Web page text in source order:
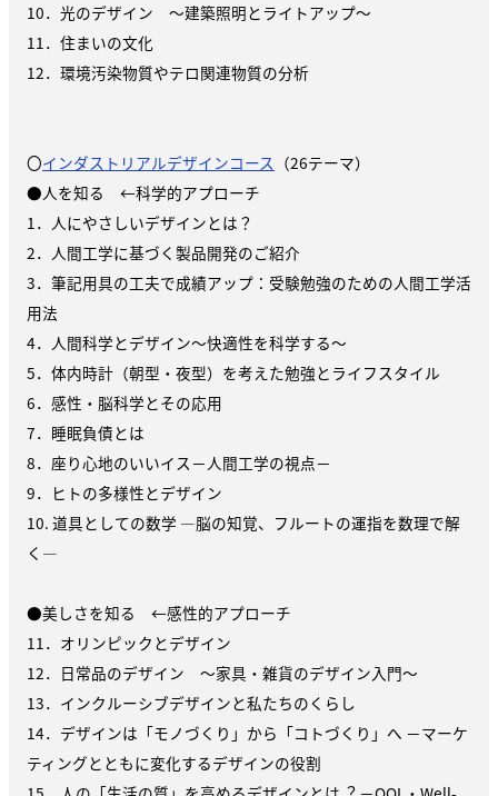
10．光のデザイン ～建築照明とライトアップ～
11．住まいの文化
12．環境汚染物質やテロ関連物質の分析
〇インダストリアルデザインコース （26テーマ）
●人を知る ←科学的アプローチ
1．人にやさしいデザインとは？
2．人間工学に基づく製品開発のご紹介
3．筆記用具の工夫で成績アップ：受験勉強のための人間工学活
用法
4．⼈間科学とデザイン〜快適性を科学する〜
5．体内時計（朝型・夜型）を考えた勉強とライフスタイル
6．感性・脳科学とその応用
7．睡眠負債とは
8．座り心地のいいイス－人間工学の視点－
9．ヒトの多様性とデザイン
10. 道具としての数学 ―脳の知覚、フルートの運指を数理で解
く―
●美しさを知る ←感性的アプローチ
11．オリンピックとデザイン
12．日常品のデザイン ～家具・雑貨のデザイン入門～
13．インクルーシブデザインと私たちのくらし
14．デザインは「モノづくり」から「コトづくり」へ －マーケ
ティングとともに変化するデザインの役割